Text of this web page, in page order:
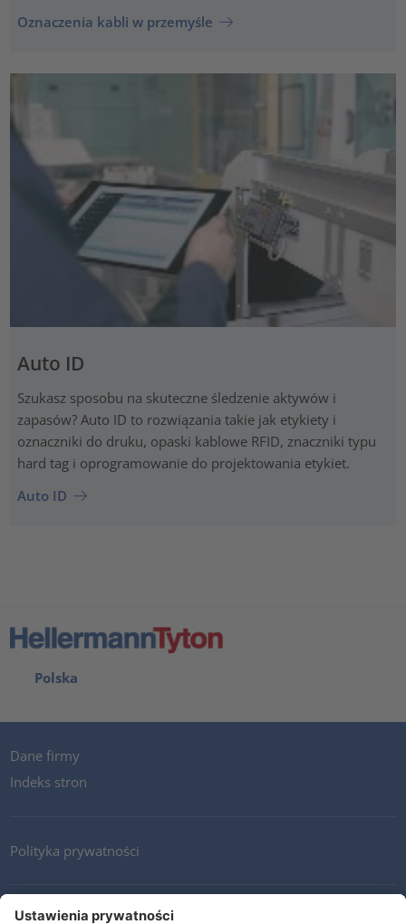
Oznaczenia kabli w przemyśle
Auto ID
Szukasz sposobu na skuteczne śledzenie aktywów i
zapasów? Auto ID to rozwiązania takie jak etykiety i
oznaczniki do druku, opaski kablowe RFID, znaczniki typu
hard tag i oprogramowanie do projektowania etykiet.
Auto ID
Polska
Dane firmy
Indeks stron
Polityka prywatności